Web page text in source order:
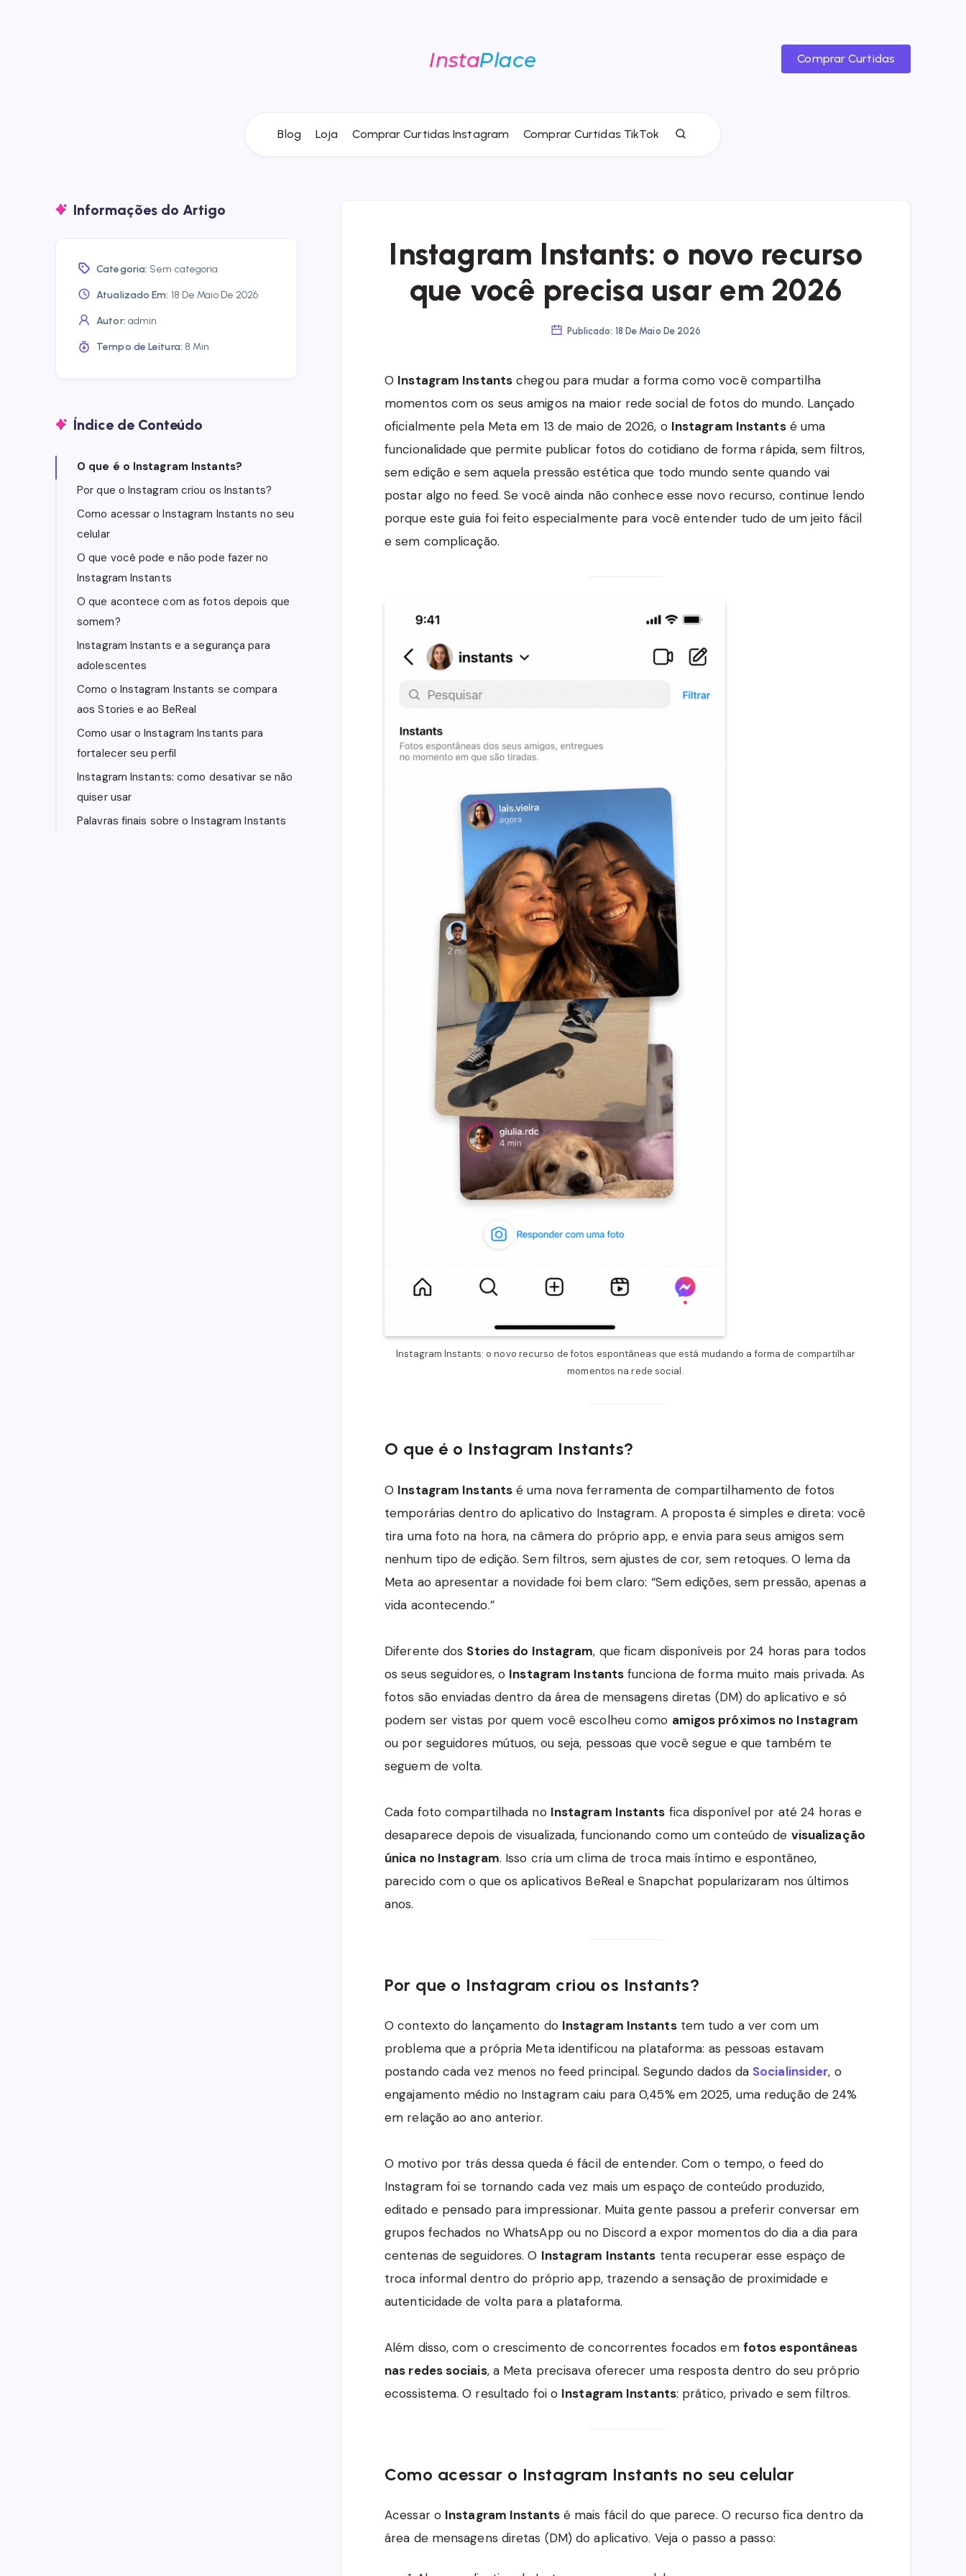
Blog Loja Comprar Curtidas Instagram Comprar Curtidas TikTok
Comprar Curtidas
Instagram Instants: o novo recurso
que você precisa usar em 2026
Publicado: 18 De Maio De 2026
O Instagram Instants chegou para mudar a forma como você compartilha
momentos com os seus amigos na maior rede social de fotos do mundo. Lançado
oficialmente pela Meta em 13 de maio de 2026, o Instagram Instantsé uma
funcionalidade que permite publicar fotos do cotidiano de forma rápida, sem filtros,
sem edição e sem aquela pressão estética que todo mundo sente quando vai
postar algo no feed. Se você ainda não conhece esse novo recurso, continue lendo
porque este guia foi feito especialmente para você entender tudo de um jeito fácil
e sem complicação.
Instagram Instants: o novo recurso de fotos espontâneas que está mudando a forma de compartilhar
momentos na rede social.
O que é o Instagram Instants?
O Instagram Instants é uma nova ferramenta de compartilhamento de fotos
temporárias dentro do aplicativo do Instagram. A proposta é simples e direta: você
tira uma foto na hora, na câmera do próprio app, e envia para seus amigos sem
nenhum tipo de edição. Sem filtros, sem ajustes de cor, sem retoques. O lema da
Meta ao apresentar a novidade foi bem claro: “Sem edições, sem pressão, apenas a
vida acontecendo.”
Diferente dos Stories do Instagram, que ficam disponíveis por 24 horas para todos
os seus seguidores, o Instagram Instants funciona de forma muito mais privada. As
fotos são enviadas dentro da área de mensagens diretas (DM) do aplicativo e só
podem ser vistas por quem você escolheu como amigos próximos no Instagram
ou por seguidores mútuos, ou seja, pessoas que você segue e que também te
seguem de volta.
Cada foto compartilhada no Instagram Instants fica disponível por até 24 horas e
desaparece depois de visualizada, funcionando como um conteúdo de visualização
única no Instagram. Isso cria um clima de troca mais íntimo e espontâneo,
parecido com o que os aplicativos BeReal e Snapchat popularizaram nos últimos
anos.
Por que o Instagram criou os Instants?
O contexto do lançamento do Instagram Instantstem tudo a ver com um
problema que a própria Meta identificou na plataforma: as pessoas estavam
postando cada vez menos no feed principal. Segundo dados da Socialinsider, o
engajamento médio no Instagram caiu para 0,45% em 2025, uma redução de 24%
em relação ao ano anterior.
O motivo por trás dessa queda é fácil de entender. Com o tempo, o feed do
Instagram foi se tornando cada vez mais um espaço de conteúdo produzido,
editado e pensado para impressionar. Muita gente passou a preferir conversar em
grupos fechados no WhatsApp ou no Discord a expor momentos do dia a dia para
centenas de seguidores. O Instagram Instants tenta recuperar esse espaço de
troca informal dentro do próprio app, trazendo a sensação de proximidade e
autenticidade de volta para a plataforma.
Além disso, com o crescimento de concorrentes focados em fotos espontâneas
nas redes sociais, a Meta precisava oferecer uma resposta dentro do seu próprio
ecossistema. O resultado foi o Instagram Instants: prático, privado e sem filtros.
Como acessar o Instagram Instants no seu celular
Acessar o Instagram Instantsé mais fácil do que parece. O recurso fica dentro da
área de mensagens diretas (DM) do aplicativo. Veja o passo a passo:
Informações do Artigo
Categoria: Sem categoria
Atualizado Em: 18 De Maio De 2026
Autor: admin
Tempo de Leitura: 8 Min
Índice de Conteúdo
O que é o Instagram Instants?
Por que o Instagram criou os Instants?
Como acessar o Instagram Instants no seu
celular
O que você pode e não pode fazer no
Instagram Instants
O que acontece com as fotos depois que
somem?
Instagram Instants e a segurança para
adolescentes
Como o Instagram Instants se compara
aos Stories e ao BeReal
Como usar o Instagram Instants para
fortalecer seu perfil
Instagram Instants: como desativar se não
quiser usar
Palavras finais sobre o Instagram Instants